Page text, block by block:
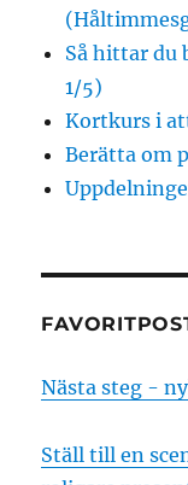
Så hittar du
1/5)
Kortkurs i
Berätta om
Nästa steg -
Ställ till en